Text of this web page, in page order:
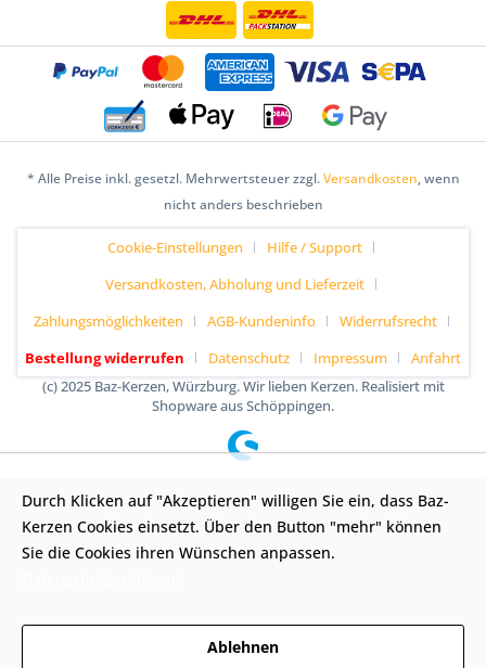
* Alle Preise inkl. gesetzl. Mehrwertsteuer zzgl.Versandkosten, wenn
nicht anders beschrieben
Cookie-Einstellungen
Hilfe / Support
Versandkosten, Abholung und Lieferzeit
Zahlungsmöglichkeiten
AGB-Kundeninfo
Widerrufsrecht
Bestellung widerrufen
Datenschutz Impressum
Anfahrt
(c) 2025 Baz-Kerzen, Würzburg. Wir lieben Kerzen. Realisiert mit
Shopware aus Schöppingen.
Durch Klicken auf "Akzeptieren" willigen Sie ein, dass Baz-
Kerzen Cookies einsetzt. Über den Button "mehr" können
Sie die Cookies ihren Wünschen anpassen.
Ablehnen